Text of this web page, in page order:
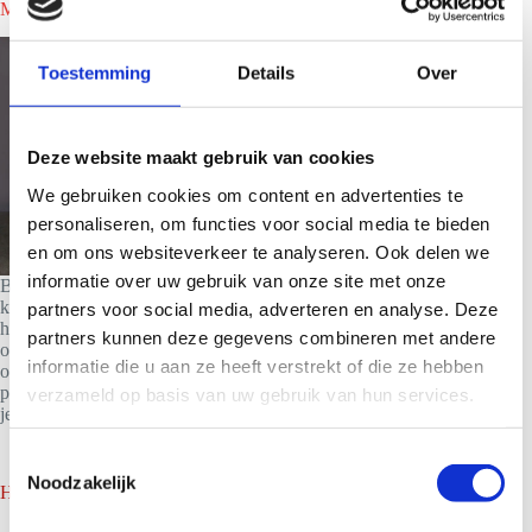
Toestemming Details Over
Deze website maakt gebruik van cookies
We gebruiken cookies om content en advertenties te
personaliseren, om functies voor social media te bieden
en om ons websiteverkeer te analyseren. Ook delen we
informatie over uw gebruik van onze site met onze
partners voor social media, adverteren en analyse. Deze
partners kunnen deze gegevens combineren met andere
informatie die u aan ze heeft verstrekt of die ze hebben
verzameld op basis van uw gebruik van hun services.
o
Noodzakelijk
Meteen een smoothiebar huren in Landsmeer?
Ben je nieuwsgierig naar wat we voor jouw evenement
kunnen betekenen en wat het kost om een smoothiebar te
huren in Landsmeer? Neem dan vrijblijvend contact met ons
op. Vervolgens zul je binnen 24 uur een offerte op maat van
ons toegestuurd krijgen.Bij ons ben je verzekerd van de beste
prijs/kwaliteitsverhouding en onze liefde voor smoothies proef
je terug.
Home